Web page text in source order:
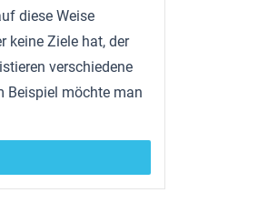
diese Weise
keine Ziele hat, der
verschiedene
Beispiel möchte man